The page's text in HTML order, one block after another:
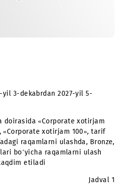
yil 3-dekabrdan 2027-yil 5-
doirasida «Corporate
«Corporate xotirjam 100»,
bo‘yicha raqamlarni